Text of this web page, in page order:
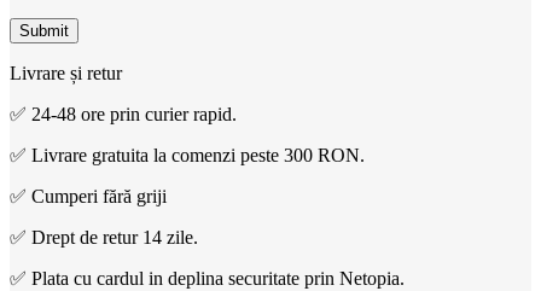
Livrare și retur
✅ 24-48 ore prin curier rapid.
✅ Livrare gratuita la comenzi peste 300 RON.
✅ Cumperi fără griji
✅ Drept de retur 14 zile.
✅ Plata cu cardul in deplina securitate prin Netopia.